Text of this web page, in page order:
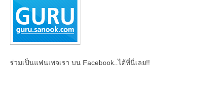
ร่วมเป็นแฟนเพจเรา บน Facebook..ได้ที่นี่เลย!!